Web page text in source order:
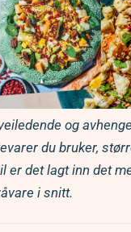
du bruker,
er det lagt inn det
i snitt.